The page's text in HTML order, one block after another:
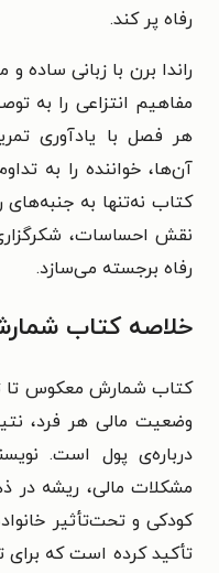
رفاه پر کند.
راندا برن با زبانی
مفاهیم انتزاعی را به
هر فصل با یادآوری
آن‌ها، خواننده را به
کتاب نه‌تنها به جنبه‌های
نقش احساسات،
رفاه برجسته می‌سازد.
خلاصه کتاب
کتاب شمارش معکوس تا
وضعیت مالی هر فرد،
درباره‌ی پول است.
مشکلات مالی، ریشه در
کودکی و تحت‌تأثیر
تأکید کرده است که برای